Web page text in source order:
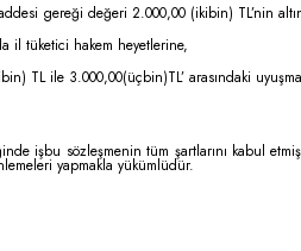
gereği değeri 2.000,00 (ikibin) TL’nin
il tüketici hakem heyetlerine,
TL ile 3.000,00(üçbin)TL’ arasındaki
işbu sözleşmenin tüm şartlarını kabul
yapmakla yükümlüdür.